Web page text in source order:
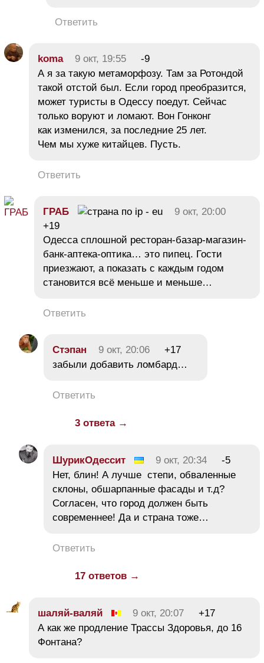
Ответить
koma 9 окт, 19:55
-9
А я за такую метаморфозу. Там за Ротондой
такой отстой был. Если город преобразится,
может туристы в Одессу поедут. Сейчас
только воруют и ломают. Вон Гонконг
как изменился, за последние 25 лет.
Чем мы хуже китайцев. Пусть.
Ответить
ГРАБ
9 окт, 20:00
+19
Одесса сплошной ресторан-базар-магазин-
банк-аптека-оптика… это пипец. Гости
приезжают, а показать с каждым годом
становится всё меньше и меньше…
Ответить
Стэпан 9 окт, 20:06
+17
забыли добавить ломбард…
Ответить
3 ответа →
ШурикОдессит 9 окт, 20:34
-5
Нет, блин! А лучше степи, обваленные
склоны, обшарпанные фасады и т.д?
Согласен, что город должен быть
современнее! Да и страна тоже…
Ответить
17 ответов →
шаляй-валяй 9 окт, 20:07
+17
А как же продление Трассы Здоровья, до 16
Фонтана?